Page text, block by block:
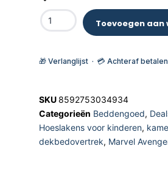
Toevoegen aan
🎁 Verlanglijst · 💳 Achteraf
SKU8592753034934
Categorieën Beddengoed,
Hoeslakens voor kinderen,
dekbedovertrek, Marvel